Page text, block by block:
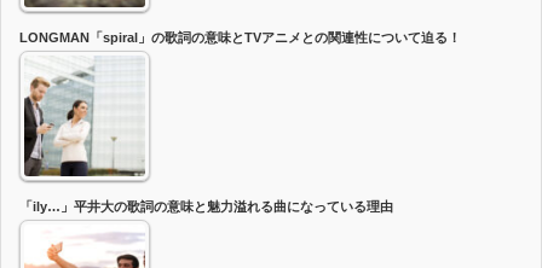
LONGMAN「spiral」の歌詞の意味とTVアニメとの関連性について迫る！
「ily…」平井大の歌詞の意味と魅力溢れる曲になっている理由